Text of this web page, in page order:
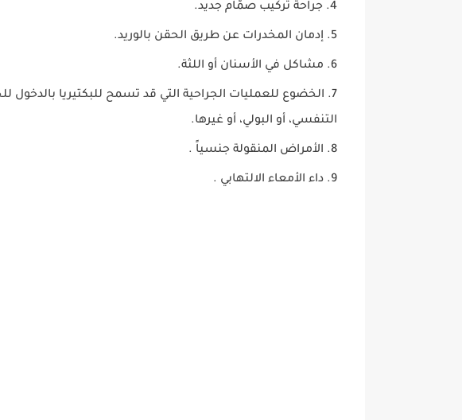
جراحة تركيب صمّام جديد.
إدمان المخدرات عن طريق الحقن بالوريد.
مشاكل في الأسنان أو اللثة.
الخضوع للعمليات الجراحية التي قد تسمح للبكتيريا
التنفسي، أو البولي، أو غيرها.
الأمراض المنقولة جنسياً .
داء الأمعاء الالتهابي .